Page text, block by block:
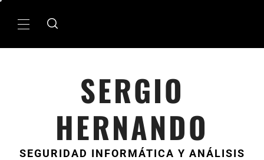
MenÃº
SERGIO
HERNANDO
SEGURIDAD INFORMÁTICA Y ANÁLISIS